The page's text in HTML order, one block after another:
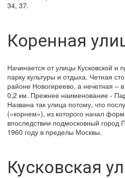
34, 37.
Коренная
Начинается от улицы Кусковской и
парку культуры и отдыха. Четная
районе Новогиреево, а нечетная –
0,2 км. Прежнее наименование -
Названа так улица потому, что
(«корнем»), из которого начал
впоследствии подмосковный город
1960 году в пределы Москвы.
Кусковская